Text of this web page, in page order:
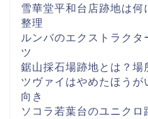
雪華堂平和台店跡地は
整理
ルンバのエクストラクタ
ツ
鋸山採石場跡地とは？場
ツヴァイはやめたほう
向き
ソコラ若葉台のユニク